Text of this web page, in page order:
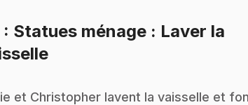
: Statues ménage : Laver la
.
et Christopher lavent la vaisselle et